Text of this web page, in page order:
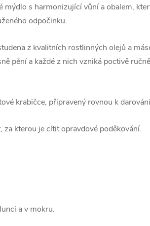
mýdlo s harmonizující vůní a obalem,
odpočinku.
z kvalitních rostlinných olejů a
pění a každé z nich vzniká poctivě
krabičce, připravený rovnou k
kterou je cítit opravdové poděkování.
a v mokru.